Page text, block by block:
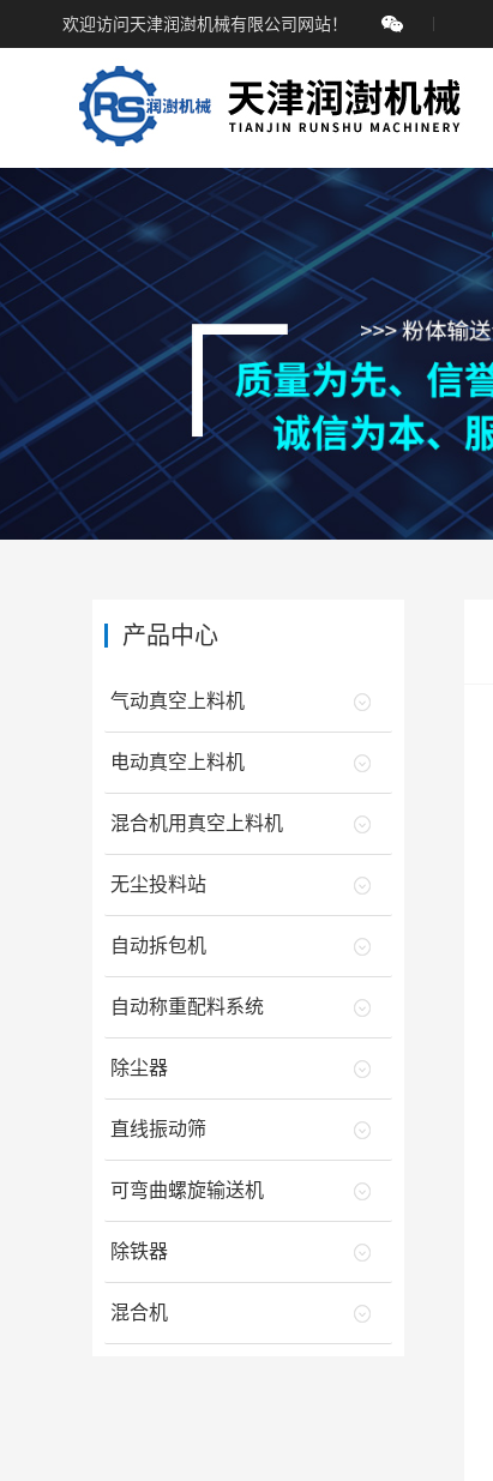
欢迎访问天津润澍机械有限公司网站！
产品中心
气动真空上料机
电动真空上料机
混合机用真空上料机
无尘投料站
自动拆包机
自动称重配料系统
除尘器
直线振动筛
可弯曲螺旋输送机
除铁器
混合机